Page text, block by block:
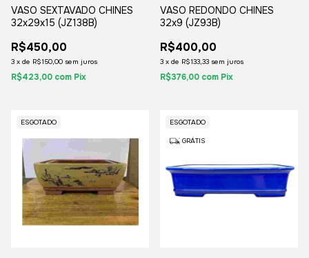
VASO SEXTAVADO CHINES
32x29x15 (JZ138B)
R$450,00
3 x de R$150,00 sem juros
R$423,00 com Pix
VASO REDONDO CHINES
32x9 (JZ93B)
R$400,00
3 x de R$133,33 sem juros
R$376,00 com Pix
ESGOTADO ESGOTADO
GRÁTIS